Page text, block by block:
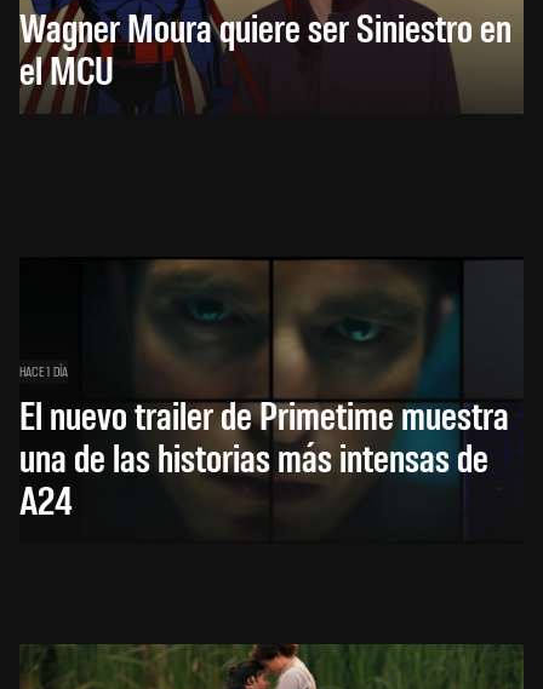
Wagner Moura quiere ser Siniestro en
el MCU
HACE 1 DÍA
El nuevo trailer de Primetime muestra
una de las historias más intensas de
A24